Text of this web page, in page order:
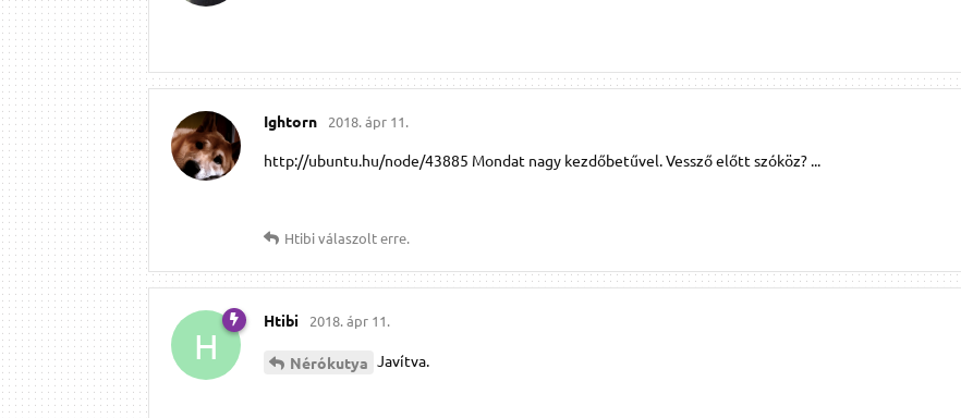
Ightorn 2018. ápr 11.
http://ubuntu.hu/node/43885 Mondat nagy kezdőbetűvel. Vessző előtt szóköz? ...
Htibiválaszolt erre.
H
Htibi 2018. ápr 11.
Nérókutya Javítva.